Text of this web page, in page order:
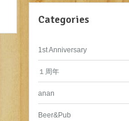
Categories
1st Anniversary
１周年
anan
Beer&Pub